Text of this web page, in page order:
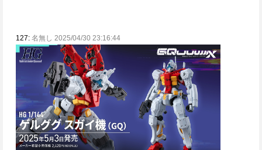
127: 名無し 2025/04/30 23:16:44